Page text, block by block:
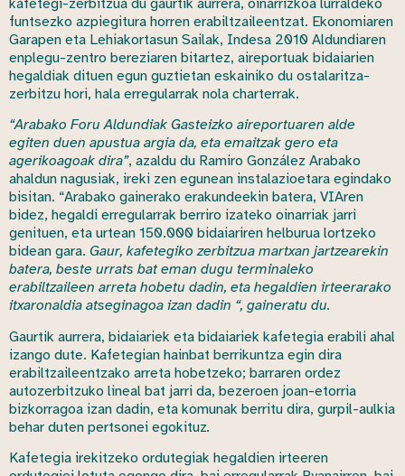
funtsezko azpiegitura horren erabiltzaileentzat. Ekonomiaren
Garapen eta Lehiakortasun Sailak, Indesa 2010 Aldundiaren
enplegu-zentro bereziaren bitartez, aireportuak bidaiarien
hegaldiak dituen egun guztietan eskainiko du ostalaritza-
zerbitzu hori, hala erregularrak nola charterrak.
“Arabako Foru Aldundiak Gasteizko aireportuaren alde
egiten duen apustua argia da, eta emaitzak gero eta
agerikoagoak dira”, azaldu du Ramiro González Arabako
ahaldun nagusiak, ireki zen egunean instalazioetara egindako
bisitan. “Arabako gainerako erakundeekin batera, VIAren
bidez, hegaldi erregularrak berriro izateko oinarriak jarri
genituen, eta urtean 150.000 bidaiariren helburua lortzeko
bidean gara. Gaur, kafetegiko zerbitzua martxan jartzearekin
batera, beste urrats bat eman dugu terminaleko
erabiltzaileen arreta hobetu dadin, eta hegaldien irteerarako
itxaronaldia atseginagoa izan dadin “, gaineratu du.
Gaurtik aurrera, bidaiariek eta bidaiariek kafetegia erabili ahal
izango dute. Kafetegian hainbat berrikuntza egin dira
erabiltzaileentzako arreta hobetzeko; barraren ordez
autozerbitzuko lineal bat jarri da, bezeroen joan-etorria
bizkorragoa izan dadin, eta komunak berritu dira, gurpil-aulkia
behar duten pertsonei egokituz.
Kafetegia irekitzeko ordutegiak hegaldien irteeren